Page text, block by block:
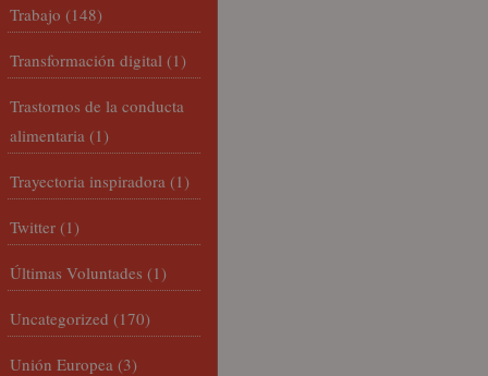
Trabajo (148)
Transformación digital (1)
Trastornos de la conducta
alimentaria (1)
Trayectoria inspiradora (1)
Twitter (1)
Últimas Voluntades (1)
Uncategorized (170)
Unión Europea (3)